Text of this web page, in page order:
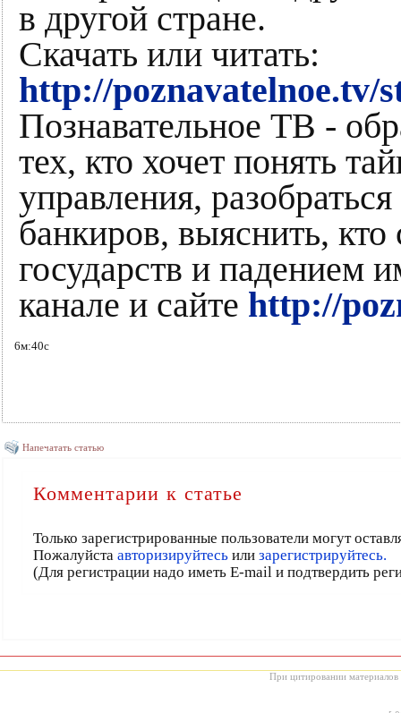
в другой стране.
Скачать или читать:
http://poznavatelnoe.tv/
Познавательное ТВ -
тех, кто хочет понять
управления,
банкиров, выяснить, кто
государств и падением
канале и сайте http://
6м:40с
Напечатать статью
Комментарии к статье
Только зарегистрированные пользователи могут
Пожалуйста авторизируйтесьили зарегистрируйтесь.
(Для регистрации надо иметь E-mail и подтвердить
При цитировании материалов